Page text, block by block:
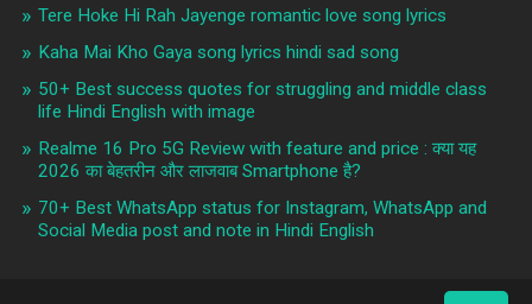
Tere Hoke Hi Rah Jayenge romantic love song lyrics
Kaha Mai Kho Gaya song lyrics hindi sad song
50+ Best success quotes for struggling and middle class
life Hindi English with image
Realme 16 Pro 5G Review with feature and price : क्या यह
2026 का बेहतरीन और लाजवाब Smartphone है?
70+ Best WhatsApp status for Instagram, WhatsApp and
Social Media post and note in Hindi English